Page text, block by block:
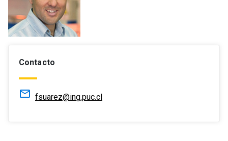
Contacto
mail_outline fsuarez@ing.puc.cl